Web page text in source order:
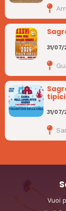
31/07/
tipici
31/07/
Vuoi